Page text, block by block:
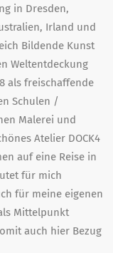
in Dresden,
Irland und
Bildende Kunst
Weltentdeckung
als freischaffende
Schulen /
Malerei und
Atelier DOCK4
auf eine Reise in
für mich
für meine eigenen
Mittelpunkt
auch hier Bezug